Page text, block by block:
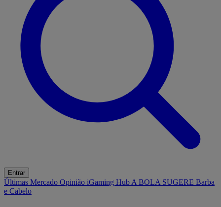
Entrar
Últimas Mercado Opinião iGaming Hub A BOLA SUGERE Barba
e Cabelo